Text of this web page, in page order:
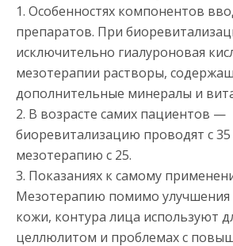
1. Особенностях компонентов
препаратов. При
исключительно гиалуроновая
мезотерапии растворы,
дополнительные минералы и
2. В возрасте самих пациентов —
биоревитализацию проводят с 35
мезотерапию с 25.
3. Показаниях к самому
Мезотерапию помимо улучшения
кожи, контура лица используют
целлюлитом и проблемах с